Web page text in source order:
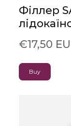
Філлер
€17,50
Buy